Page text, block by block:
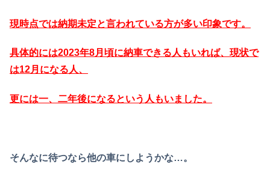
現時点では納期未定と言われている方が多い印象です。
具体的には2023年8月頃に納車できる人もいれば、現状で
は12月になる人、
更には一、二年後になるという人もいました。
そんなに待つなら他の車にしようかな…。